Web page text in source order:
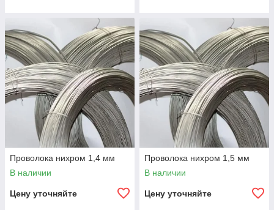
Проволока нихром 1,4 мм
В наличии
Цену уточняйте
Проволока нихром 1,5 мм
В наличии
Цену уточняйте